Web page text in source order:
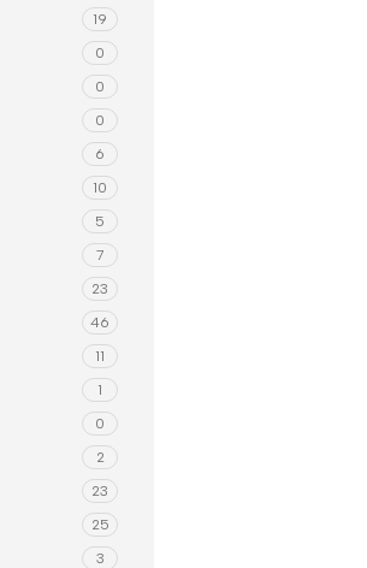
Dodatna Oprema
BNC konektori
Kutije za kamere
Nosači za kamere
19
0
0
0
6
10
5
7
23
46
11
1
0
2
23
25
3